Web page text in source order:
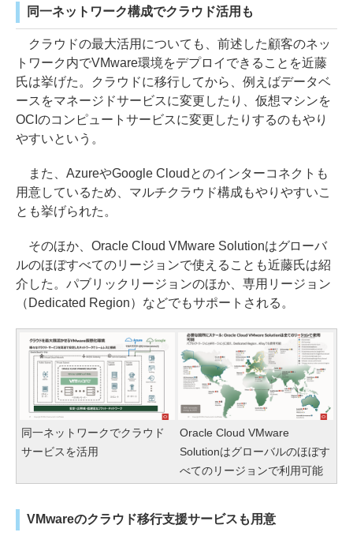
同一ネットワーク構成でクラウド活用も
クラウドの最大活用についても、前述した顧客のネッ
トワーク内でVMware環境をデプロイできることを近藤
氏は挙げた。クラウドに移行してから、例えばデータベ
ースをマネージドサービスに変更したり、仮想マシンを
OCIのコンピュートサービスに変更したりするのもやり
やすいという。
また、AzureやGoogle Cloudとのインターコネクトも
用意しているため、マルチクラウド構成もやりやすいこ
とも挙げられた。
そのほか、Oracle Cloud VMware Solutionはグローバ
ルのほぼすべてのリージョンで使えることも近藤氏は紹
介した。パブリックリージョンのほか、専用リージョン
（Dedicated Region）などでもサポートされる。
同一ネットワークでクラウド
サービスを活用
Oracle Cloud VMware
Solutionはグローバルのほぼす
べてのリージョンで利用可能
VMwareのクラウド移行支援サービスも用意